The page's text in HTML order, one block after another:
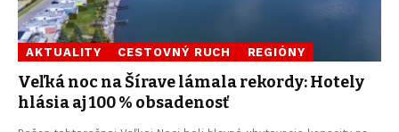
AKTUALITY CESTOVNÝ RUCH REGIÓNY
Veľká noc na Šírave lámala rekordy: Hotely
hlásia aj 100 % obsadenosť